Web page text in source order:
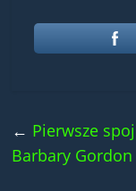
← Pierwsze
Barbary Gordon